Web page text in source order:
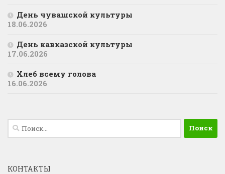
День чувашской культуры
18.06.2026
День кавказской культуры
17.06.2026
Хлеб всему голова
16.06.2026
Найти:
КОНТАКТЫ